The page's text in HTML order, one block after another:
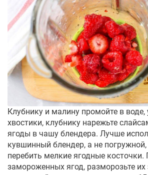
Клубнику и малину промойте в воде,
хвостики, клубнику нарежьте
ягоды в чашу блендера. Лучше
кувшинный блендер, а не
перебить мелкие ягодные
замороженных ягод, разморозьте их